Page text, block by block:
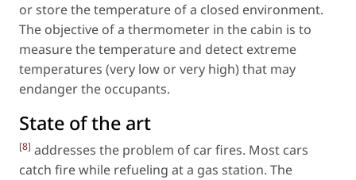
or store the temperature of a closed environment.
The objective of a thermometer in the cabin is to
measure the temperature and detect extreme
temperatures (very low or very high) that may
endanger the occupants.
State of the art
[8] addresses the problem of car fires. Most cars
catch fire while refueling at a gas station. The